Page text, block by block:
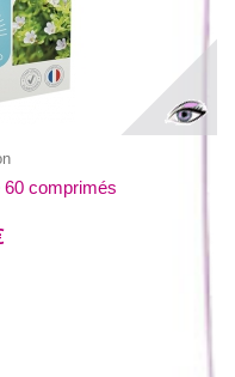
comprimés